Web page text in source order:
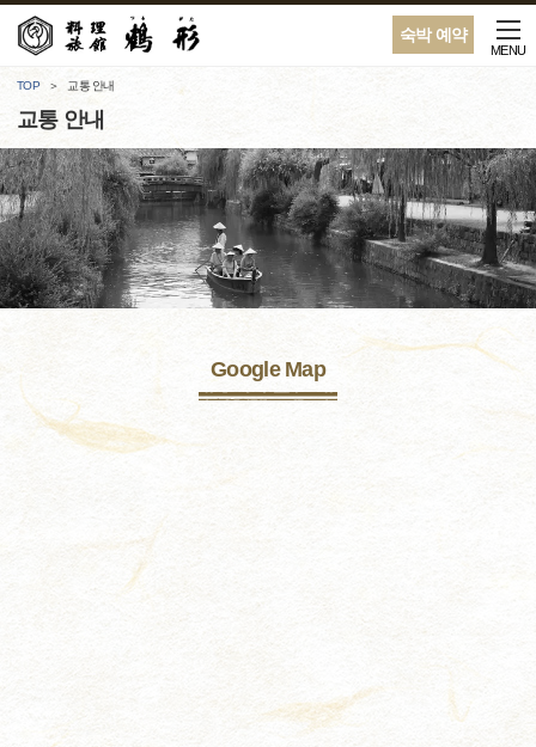
숙박 예약
MENU
TOP 교통 안내
교통 안내
Google Map